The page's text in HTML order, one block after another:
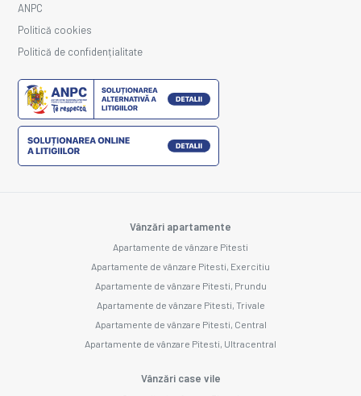
ANPC
Politică cookies
Politică de confidențialitate
Vânzări apartamente
Apartamente de vânzare Pitesti
Apartamente de vânzare Pitesti, Exercitiu
Apartamente de vânzare Pitesti, Prundu
Apartamente de vânzare Pitesti, Trivale
Apartamente de vânzare Pitesti, Central
Apartamente de vânzare Pitesti, Ultracentral
Vânzări case vile